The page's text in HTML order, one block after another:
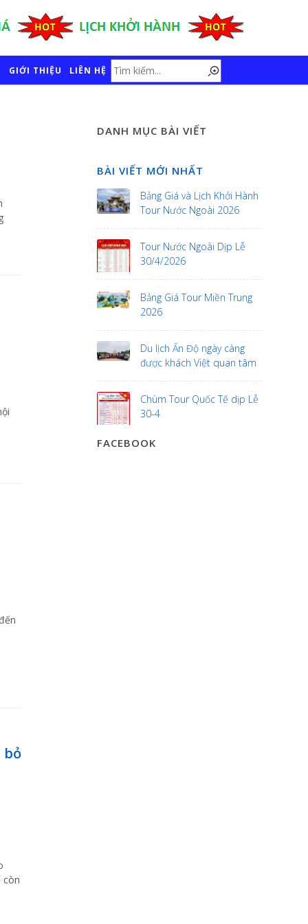
GIỚI THIỆU LIÊN HỆ
bỏ
còn
DANH MỤC BÀI VIẾT
BÀI VIẾT MỚI NHẤT
Bảng Giá và Lịch Khởi Hành
Tour Nước Ngoài 2026
Tour Nước Ngoài Dịp Lễ
30/4/2026
Bảng Giá Tour Miền Trung
2026
Du lịch Ấn Độ ngày càng
được khách Việt quan tâm
Chùm Tour Quốc Tế dịp Lễ
30-4
FACEBOOK